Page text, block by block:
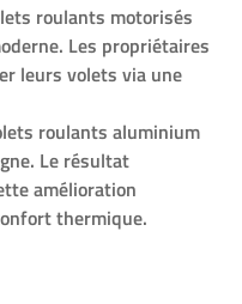
roulants motorisés
Les propriétaires
leurs volets via une
roulants aluminium
Le résultat
amélioration
thermique.